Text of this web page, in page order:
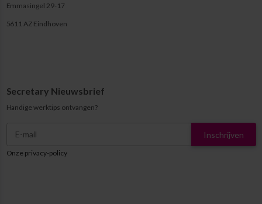
Emmasingel 29-17
5611 AZ Eindhoven
Secretary Nieuwsbrief
Handige werktips ontvangen?
Inschrijven
Onze privacy-policy